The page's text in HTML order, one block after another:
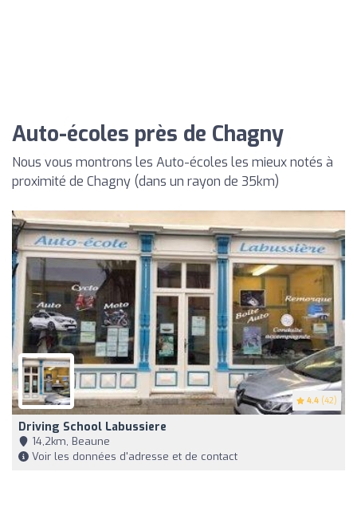
Auto-écoles près de Chagny
Nous vous montrons les Auto-écoles les mieux notés à
proximité de Chagny (dans un rayon de 35km)
4.4 (42)
Driving School Labussiere
14,2km, Beaune
Voir les données d'adresse et de contact